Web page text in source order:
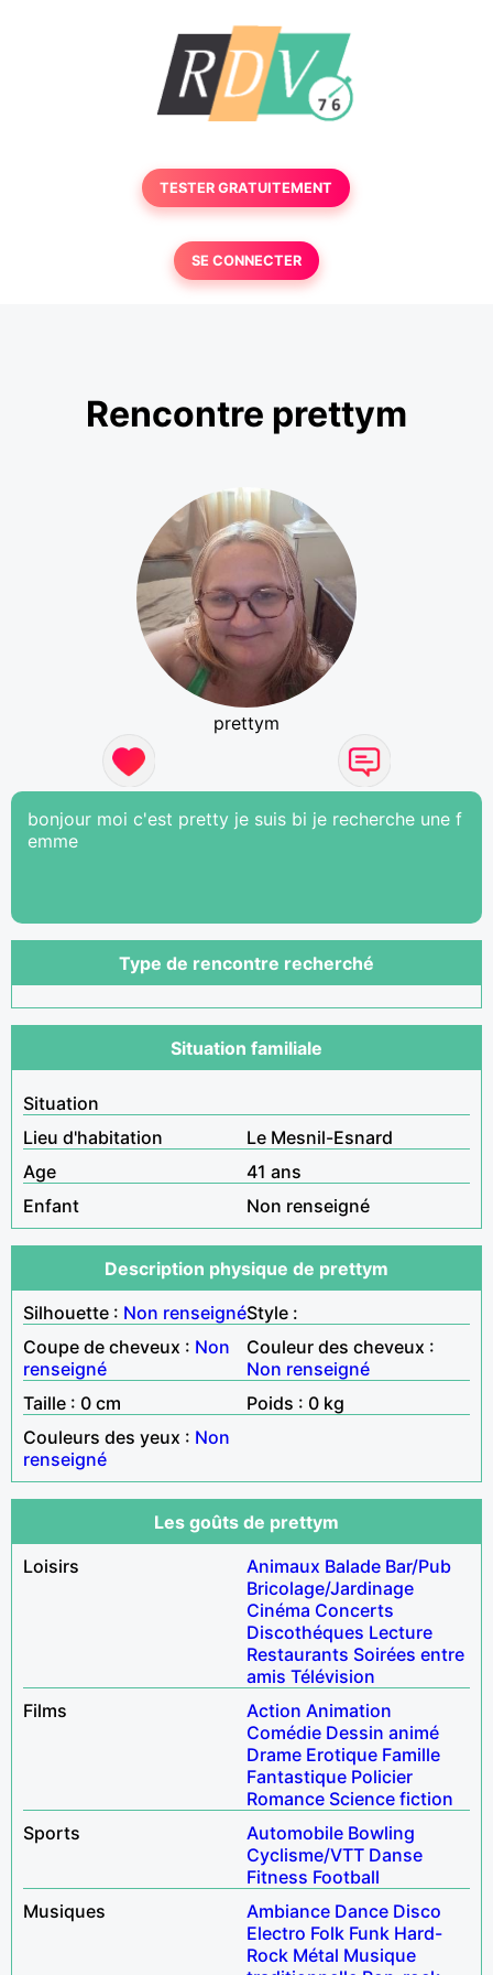
TESTER GRATUITEMENT
SE CONNECTER
Rencontre prettym
prettym
bonjour moi c'est pretty je suis bi je recherche une f
emme
Type de rencontre recherché
Situation familiale
Situation
Lieu d'habitation
Le Mesnil-Esnard
Age
41 ans
Enfant
Non renseigné
Description physique de prettym
Silhouette : Non renseignéStyle :
Coupe de cheveux : Non
renseigné
Couleur des cheveux :
Non renseigné
Taille : 0 cm
Poids : 0 kg
Couleurs des yeux : Non
renseigné
Les goûts de prettym
Loisirs
Animaux Balade Bar/Pub
Bricolage/Jardinage
Cinéma Concerts
Discothéques Lecture
Restaurants Soirées entre
amis Télévision
Films
Action Animation
Comédie Dessin animé
Drame Erotique Famille
Fantastique Policier
Romance Science fiction
Sports
Automobile Bowling
Cyclisme/VTT Danse
Fitness Football
Musiques
Ambiance Dance Disco
Electro Folk Funk Hard-
Rock Métal Musique